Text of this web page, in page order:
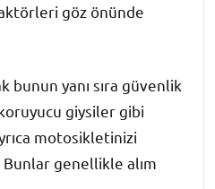
göz önünde
bunun yanı sıra güvenlik
giysiler gibi
motosikletinizi
genellikle alım